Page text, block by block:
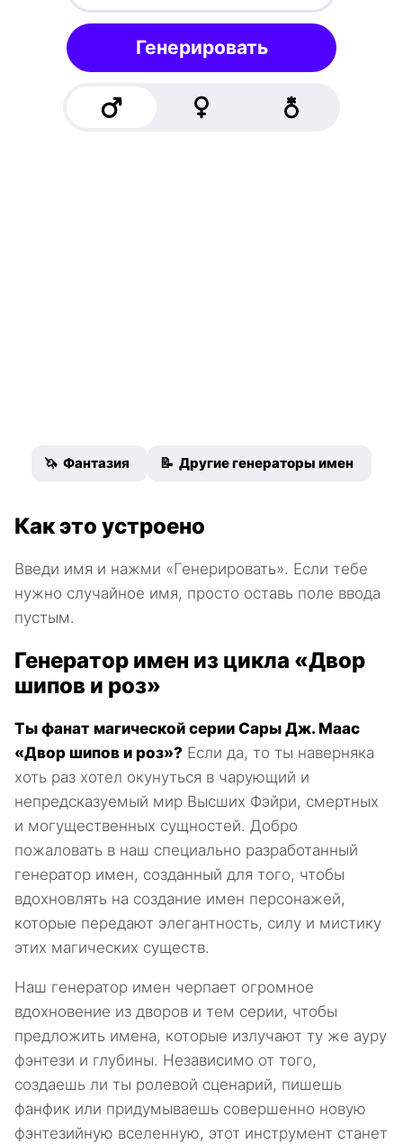
Генерировать
🦄 Фантазия 📝 Другие генераторы имен
Как это устроено
Введи имя и нажми «Генерировать». Если тебе
нужно случайное имя, просто оставь поле ввода
пустым.
Генератор имен из цикла «Двор
шипов и роз»
Ты фанат магической серии Сары Дж. Маас
«Двор шипов и роз»? Если да, то ты наверняка
хоть раз хотел окунуться в чарующий и
непредсказуемый мир Высших Фэйри, смертных
и могущественных сущностей. Добро
пожаловать в наш специально разработанный
генератор имен, созданный для того, чтобы
вдохновлять на создание имен персонажей,
которые передают элегантность, силу и мистику
этих магических существ.
Наш генератор имен черпает огромное
вдохновение из дворов и тем серии, чтобы
предложить имена, которые излучают ту же ауру
фэнтези и глубины. Независимо от того,
создаешь ли ты ролевой сценарий, пишешь
фанфик или придумываешь совершенно новую
фэнтезийную вселенную, этот инструмент станет